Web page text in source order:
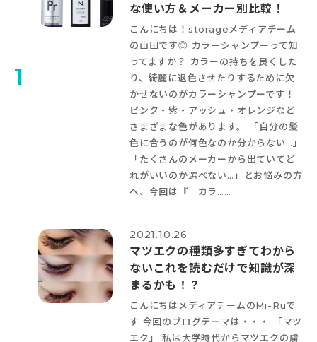
1
な使い方＆メーカー別比較！
こんにちは！storageメディアチーム
の山田です◎ カラーシャンプーって知
ってますか？ カラーの持ちを良くした
り、綺麗に退色させたりするために欠
かせないのがカラーシャンプーです！
ピンク・紫・アッシュ・オレンジなど
さまざまな色があります。 「自分の髪
色に合うのが何色なのか分からない…」
「たくさんのメーカーから出ていてど
れがいいのか選べない…」とお悩みの方
へ、今回は『 カラ……
2021.10.26
マツエクの種類多すぎてわから
ない これを読むだけで知識が深
まるかも！？
こんにちは メディアチームのMi-Ruで
す 今回のブログテーマは・・・ 「マツ
エク 」 私は大学時代からマツエクの虜